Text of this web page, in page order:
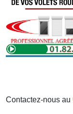
Contactez-nous au